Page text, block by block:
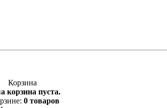
Корзина
корзина пуста.
0 товаров